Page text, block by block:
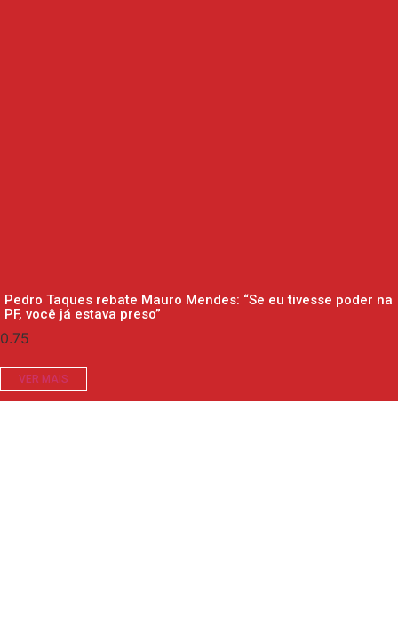
Pedro Taques rebate Mauro Mendes: “Se eu tivesse poder na
PF, você já estava preso”
VER MAIS